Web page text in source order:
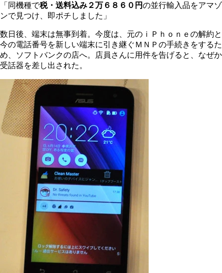
「同機種で税・送料込み２万６８６０円の並行輸入品をアマゾ
ンで見つけ、即ポチしました」
数日後、端末は無事到着。今度は、元のｉＰｈｏｎｅの解約と
今の電話番号を新しい端末に引き継ぐＭＮＰの手続きをするた
め、ソフトバンクの店へ。店員さんに用件を告げると、なぜか
受話器を差し出された。